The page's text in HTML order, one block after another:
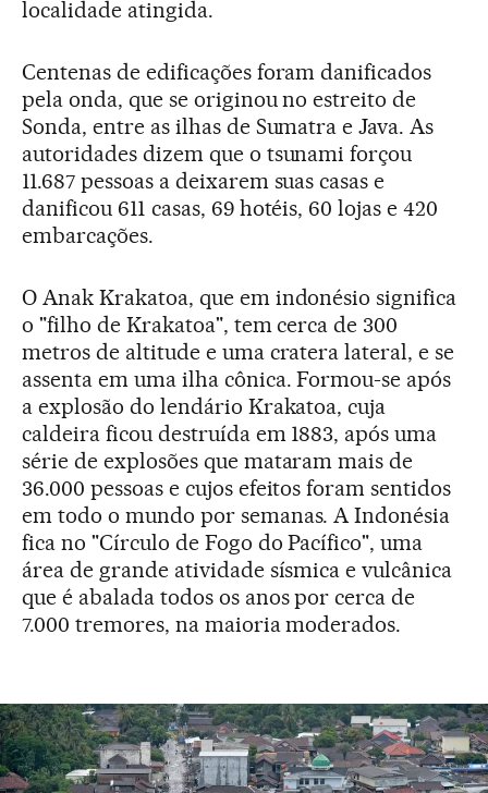
localidade atingida.
Centenas de edificações foram danificados
pela onda, que se originou no estreito de
Sonda, entre as ilhas de Sumatra e Java. As
autoridades dizem que o tsunami forçou
11.687 pessoas a deixarem suas casas e
danificou 611 casas, 69 hotéis, 60 lojas e 420
embarcações.
O Anak Krakatoa, que em indonésio significa
o "filho de Krakatoa", tem cerca de 300
metros de altitude e uma cratera lateral, e se
assenta em uma ilha cônica. Formou-se após
a explosão do lendário Krakatoa, cuja
caldeira ficou destruída em 1883, após uma
série de explosões que mataram mais de
36.000 pessoas e cujos efeitos foram sentidos
em todo o mundo por semanas. A Indonésia
fica no "Círculo de Fogo do Pacífico", uma
área de grande atividade sísmica e vulcânica
que é abalada todos os anos por cerca de
7.000 tremores, na maioria moderados.